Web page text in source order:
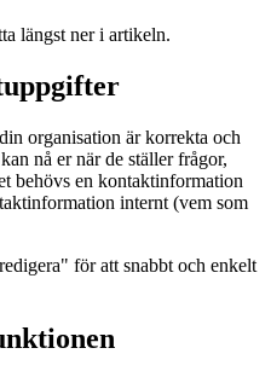
längst ner i artikeln.
organisation är korrekta och
nå er när de ställer frågor,
behövs en kontaktinformation
internt (vem som
för att snabbt och enkelt